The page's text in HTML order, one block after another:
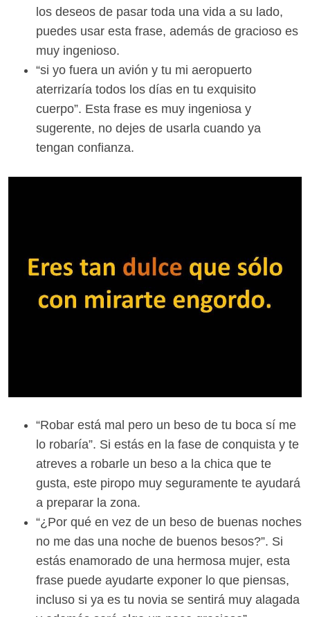
los deseos de pasar toda una vida a su lado,
puedes usar esta frase, además de gracioso es
muy ingenioso.
“si yo fuera un avión y tu mi aeropuerto
aterrizaría todos los días en tu exquisito
cuerpo”. Esta frase es muy ingeniosa y
sugerente, no dejes de usarla cuando ya
tengan confianza.
“Robar está mal pero un beso de tu boca sí me
lo robaría”. Si estás en la fase de conquista y te
atreves a robarle un beso a la chica que te
gusta, este piropo muy seguramente te ayudará
a preparar la zona.
“¿Por qué en vez de un beso de buenas noches
no me das una noche de buenos besos?”. Si
estás enamorado de una hermosa mujer, esta
frase puede ayudarte exponer lo que piensas,
incluso si ya es tu novia se sentirá muy alagada